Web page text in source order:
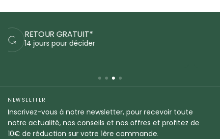
PAIEMENTS SÉCURISÉS
Commandez en sécurité
NEWSLETTER
Inscrivez-vous à notre newsletter, pour recevoir toute
notre actualité, nos conseils et nos offres et profitez de
10€ de réduction sur votre 1ère commande.